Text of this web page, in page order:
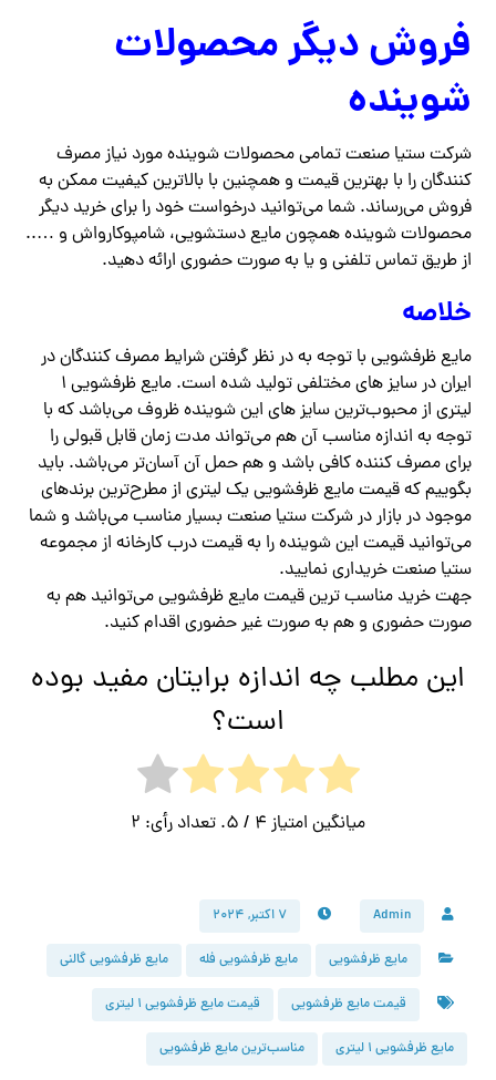
فروش دیگر محصولات
شوینده
شرکت ستیا صنعت تمامی محصولات شوینده مورد نیاز مصرف
کنندگان را با بهترین قیمت و همچنین با بالاترین کیفیت ممکن به
فروش می‌رساند. شما می‌توانید درخواست خود را برای خرید دیگر
محصولات شوینده همچون مایع دستشویی، شامپوکارواش و …..
از طریق تماس تلفنی و یا به صورت حضوری ارائه دهید.
خلاصه
مایع ظرفشویی با توجه به در نظر گرفتن شرایط مصرف کنندگان در
ایران در سایز های مختلفی تولید شده است. مایع ظرفشویی ۱
لیتری از محبوب‌ترین سایز های این شوینده ظروف می‌باشد که با
توجه به اندازه مناسب آن هم می‌تواند مدت زمان قابل قبولی را
برای مصرف کننده کافی باشد و هم حمل آن آسان‌تر می‌باشد. باید
بگوییم که قیمت مایع ظرفشویی یک لیتری از مطرح‌ترین برندهای
موجود در بازار در شرکت ستیا صنعت بسیار مناسب می‌باشد و شما
می‌توانید قیمت این شوینده را به قیمت درب کارخانه از مجموعه
ستیا صنعت خریداری نمایید.
جهت خرید مناسب ترین قیمت مایع ظرفشویی می‌توانید هم به
صورت حضوری و هم به صورت غیر حضوری اقدام کنید.
این مطلب چه اندازه برایتان مفید بوده
است؟
میانگین امتیاز 4 / 5. تعداد رأی: 2
Admin ۷ اکتبر, ۲۰۲۴
مایع ظرفشویی مایع ظرفشویی فله مایع ظرفشویی گالنی
قیمت مایع ظرفشویی قیمت مایع ظرفشویی ۱ لیتری
مایع ظرفشویی ۱ لیتری مناسب‌ترین مایع ظرفشویی